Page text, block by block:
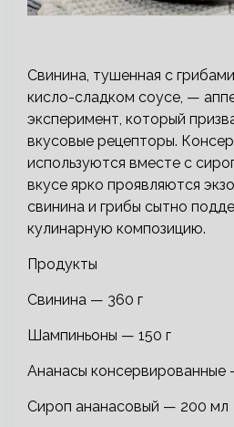
Свинина, тушенная с
кисло-сладком соусе, —
эксперимент, который
вкусовые рецепторы.
используются вместе с
вкусе ярко проявляются
свинина и грибы сытно
кулинарную композицию.
Продукты
Свинина — 360 г
Шампиньоны — 150 г
Ананасы консервированные
Сироп ананасовый — 200 мл